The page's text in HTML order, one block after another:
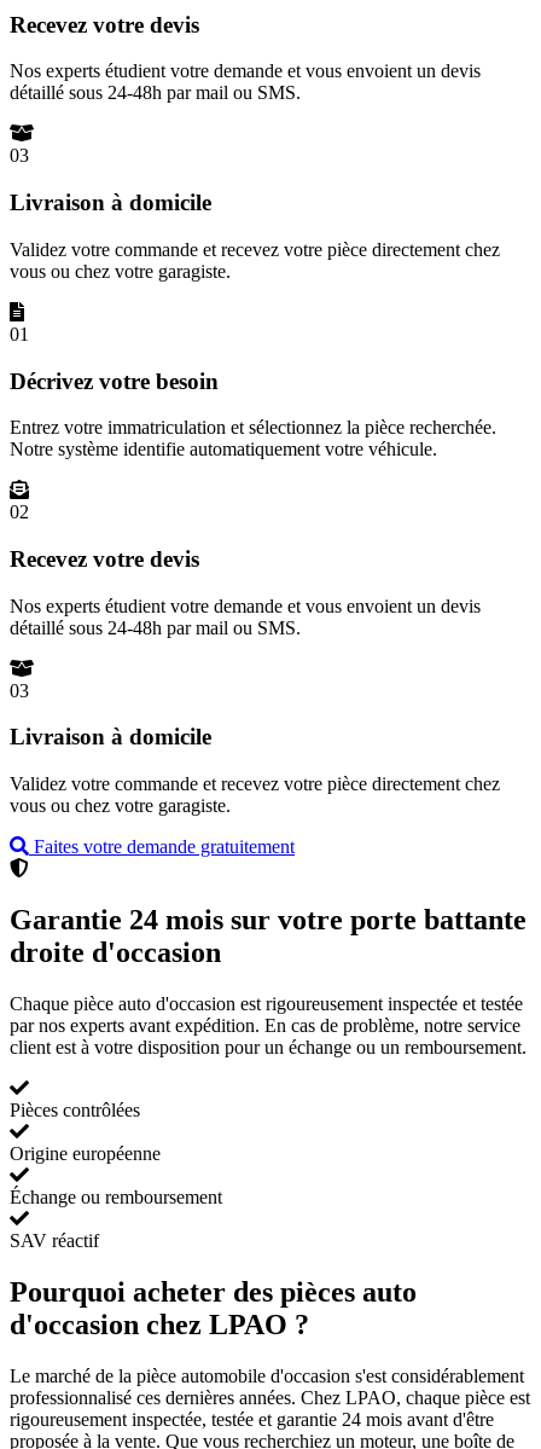
Recevez votre devis
Nos experts étudient votre demande et vous envoient un devis
détaillé sous 24-48h par mail ou SMS.
03
Livraison à domicile
Validez votre commande et recevez votre pièce directement chez
vous ou chez votre garagiste.
01
Décrivez votre besoin
Entrez votre immatriculation et sélectionnez la pièce recherchée.
Notre système identifie automatiquement votre véhicule.
02
Recevez votre devis
Nos experts étudient votre demande et vous envoient un devis
détaillé sous 24-48h par mail ou SMS.
03
Livraison à domicile
Validez votre commande et recevez votre pièce directement chez
vous ou chez votre garagiste.
Faites votre demande gratuitement
Garantie 24 mois sur votre porte battante
droite d'occasion
Chaque pièce auto d'occasion est rigoureusement inspectée et testée
par nos experts avant expédition. En cas de problème, notre service
client est à votre disposition pour un échange ou un remboursement.
Pièces contrôlées
Origine européenne
Échange ou remboursement
SAV réactif
Pourquoi acheter des pièces auto
d'occasion chez LPAO ?
Le marché de la pièce automobile d'occasion s'est considérablement
professionnalisé ces dernières années. Chez LPAO, chaque pièce est
rigoureusement inspectée, testée et garantie 24 mois avant d'être
proposée à la vente. Que vous recherchiez un moteur, une boîte de